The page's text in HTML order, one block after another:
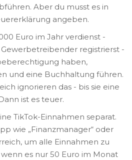
Aber du musst es in
angeben.
Euro im Jahr verdienst -
registrierst -
haben,
und eine Buchhaltung führen.
ignorieren das - bis sie eine
ist es teuer.
TikTok-Einnahmen separat.
wie „Finanzmanager“ oder
um alle Einnahmen zu
es nur 50 Euro im Monat